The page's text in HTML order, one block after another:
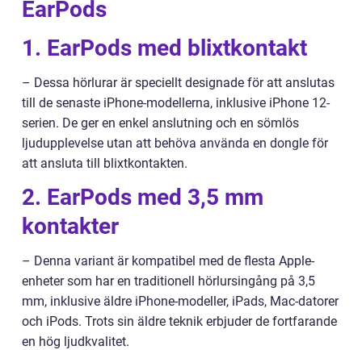
EarPods
1. EarPods med blixtkontakt
– Dessa hörlurar är speciellt designade för att anslutas
till de senaste iPhone-modellerna, inklusive iPhone 12-
serien. De ger en enkel anslutning och en sömlös
ljudupplevelse utan att behöva använda en dongle för
att ansluta till blixtkontakten.
2. EarPods med 3,5 mm
kontakter
– Denna variant är kompatibel med de flesta Apple-
enheter som har en traditionell hörlursingång på 3,5
mm, inklusive äldre iPhone-modeller, iPads, Mac-datorer
och iPods. Trots sin äldre teknik erbjuder de fortfarande
en hög ljudkvalitet.